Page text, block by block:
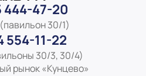
444-47-20
30/1)
554-11-22
30/3, 30/4)
рынок «Кунцево»